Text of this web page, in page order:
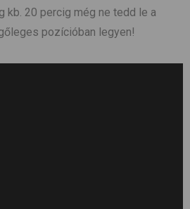
kb. 20 percig még ne tedd le a
pozícióban legyen!